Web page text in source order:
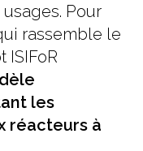
Pour
rassemble le
ISIFoR
les
réacteurs à